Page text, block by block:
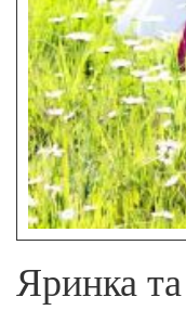
Яринка та